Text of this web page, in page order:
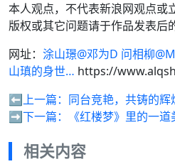
本人观点，不代表新浪网观点或
版权或其它问题请于作品发表后
网址： 涂山璟@邓为D 问相柳
山瑱的身世… https://
⬅️上一篇： 同台竞艳，共铸的辉
➡️下一篇：
《红楼梦》里的一
相关内容